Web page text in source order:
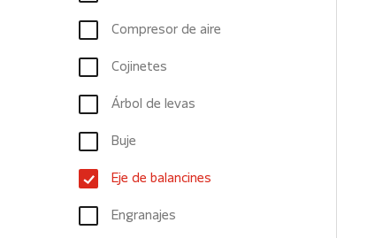
Compresor de aire
Cojinetes
Árbol de levas
Buje
Eje de balancines
Engranajes